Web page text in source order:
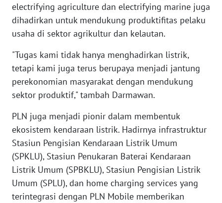
electrifying agriculture dan electrifying marine juga
dihadirkan untuk mendukung produktifitas pelaku
usaha di sektor agrikultur dan kelautan.
"Tugas kami tidak hanya menghadirkan listrik,
tetapi kami juga terus berupaya menjadi jantung
perekonomian masyarakat dengan mendukung
sektor produktif," tambah Darmawan.
PLN juga menjadi pionir dalam membentuk
ekosistem kendaraan listrik. Hadirnya infrastruktur
Stasiun Pengisian Kendaraan Listrik Umum
(SPKLU), Stasiun Penukaran Baterai Kendaraan
Listrik Umum (SPBKLU), Stasiun Pengisian Listrik
Umum (SPLU), dan home charging services yang
terintegrasi dengan PLN Mobile memberikan
TOBA
WN
WN
LANGKAT
TAPANULI
SELATAN
WN
TANJUNG
LESUNG